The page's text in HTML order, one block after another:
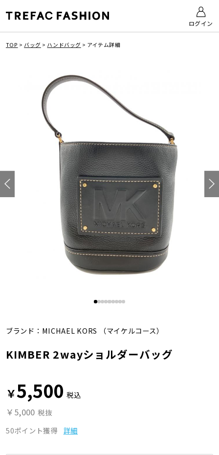
ログイン
TOP >バッグ > ハンドバッグ > アイテム詳細
ブランド： MICHAEL KORS （マイケルコース）
KIMBER 2wayショルダーバッグ
￥5,500 税込
￥5,000 税抜
50ポイント獲得
詳細